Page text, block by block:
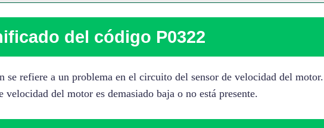
del código P0322
refiere a un problema en el circuito del sensor de velocidad del
del motor es demasiado baja o no está presente.